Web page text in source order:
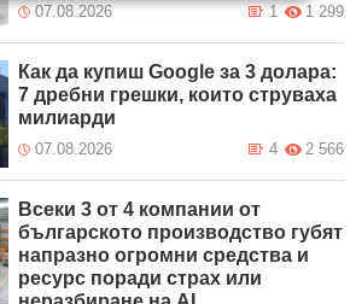
07.08.2026 1 299
1
Как да купиш Google за 3 долара:
7 дребни грешки, които струваха
милиарди
07.08.2026 2 566
4
Всеки 3 от 4 компании от
българското производство губят
напразно огромни средства и
ресурс поради страх или